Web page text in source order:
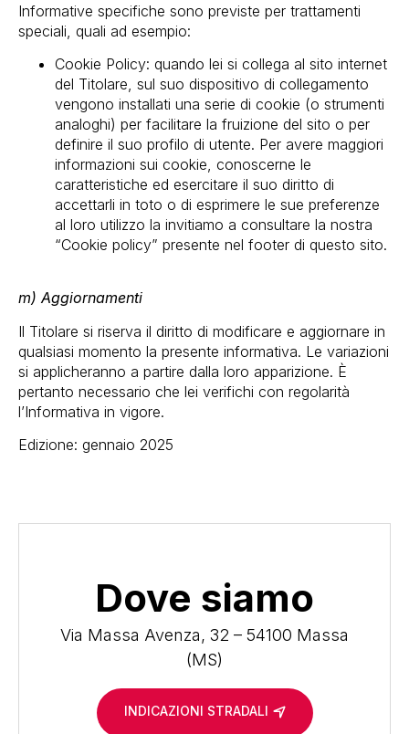
Informative specifiche sono previste per trattamenti
speciali, quali ad esempio:
Cookie Policy: quando lei si collega al sito internet
del Titolare, sul suo dispositivo di collegamento
vengono installati una serie di cookie (o strumenti
analoghi) per facilitare la fruizione del sito o per
definire il suo profilo di utente. Per avere maggiori
informazioni sui cookie, conoscerne le
caratteristiche ed esercitare il suo diritto di
accettarli in toto o di esprimere le sue preferenze
al loro utilizzo la invitiamo a consultare la nostra
“Cookie policy” presente nel footer di questo sito.
m) Aggiornamenti
Il Titolare si riserva il diritto di modificare e aggiornare in
qualsiasi momento la presente informativa. Le variazioni
si applicheranno a partire dalla loro apparizione. È
pertanto necessario che lei verifichi con regolarità
l’Informativa in vigore.
Edizione: gennaio 2025
Dove siamo
Via Massa Avenza, 32 – 54100 Massa
(MS)
INDICAZIONI STRADALI